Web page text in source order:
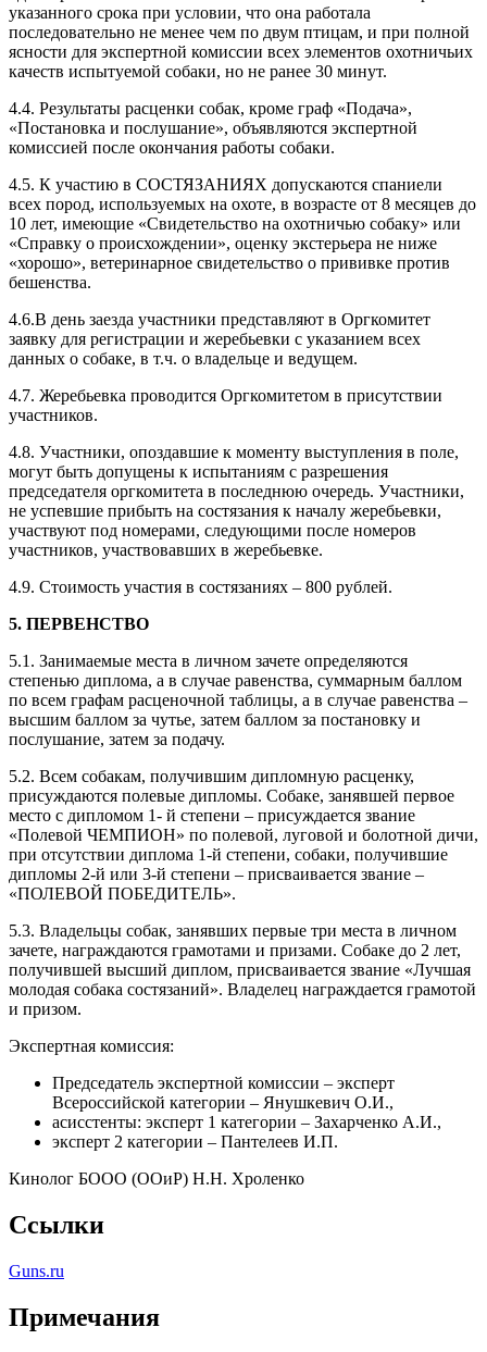
указанного срока при условии, что она работала
последовательно не менее чем по двум птицам, и при полной
ясности для экспертной комиссии всех элементов охотничьих
качеств испытуемой собаки, но не ранее 30 минут.
4.4. Результаты расценки собак, кроме граф «Подача»,
«Постановка и послушание», объявляются экспертной
комиссией после окончания работы собаки.
4.5. К участию в СОСТЯЗАНИЯХ допускаются спаниели
всех пород, используемых на охоте, в возрасте от 8 месяцев до
10 лет, имеющие «Свидетельство на охотничью собаку» или
«Справку о происхождении», оценку экстерьера не ниже
«хорошо», ветеринарное свидетельство о прививке против
бешенства.
4.6.В день заезда участники представляют в Оргкомитет
заявку для регистрации и жеребьевки с указанием всех
данных о собаке, в т.ч. о владельце и ведущем.
4.7. Жеребьевка проводится Оргкомитетом в присутствии
участников.
4.8. Участники, опоздавшие к моменту выступления в поле,
могут быть допущены к испытаниям с разрешения
председателя оргкомитета в последнюю очередь. Участники,
не успевшие прибыть на состязания к началу жеребьевки,
участвуют под номерами, следующими после номеров
участников, участвовавших в жеребьевке.
4.9. Стоимость участия в состязаниях – 800 рублей.
5. ПЕРВЕНСТВО
5.1. Занимаемые места в личном зачете определяются
степенью диплома, а в случае равенства, суммарным баллом
по всем графам расценочной таблицы, а в случае равенства –
высшим баллом за чутье, затем баллом за постановку и
послушание, затем за подачу.
5.2. Всем собакам, получившим дипломную расценку,
присуждаются полевые дипломы. Собаке, занявшей первое
место с дипломом 1- й степени – присуждается звание
«Полевой ЧЕМПИОН» по полевой, луговой и болотной дичи,
при отсутствии диплома 1-й степени, собаки, получившие
дипломы 2-й или 3-й степени – присваивается звание –
«ПОЛЕВОЙ ПОБЕДИТЕЛЬ».
5.3. Владельцы собак, занявших первые три места в личном
зачете, награждаются грамотами и призами. Собаке до 2 лет,
получившей высший диплом, присваивается звание «Лучшая
молодая собака состязаний». Владелец награждается грамотой
и призом.
Экспертная комиссия:
Председатель экспертной комиссии – эксперт
Всероссийской категории – Янушкевич О.И.,
асисстенты: эксперт 1 категории – Захарченко А.И.,
эксперт 2 категории – Пантелеев И.П.
Кинолог БООО (ООиР) Н.Н. Хроленко
Ссылки
Guns.ru
Примечания